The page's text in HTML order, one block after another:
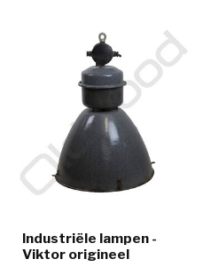
Industriële lampen -
Viktor origineel